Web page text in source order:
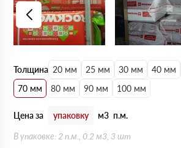
Толщина 20 мм 25 мм 30 мм 40 мм
70 мм
80 мм 90 мм 100 мм
Цена за упаковку м3 п.м.
В упаковке: 2 п.м., 0.2 м3, 3 шт